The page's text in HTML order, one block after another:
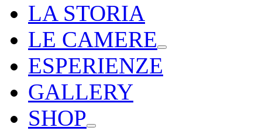
LA STORIA
LE CAMERE
ESPERIENZE
GALLERY
SHOP